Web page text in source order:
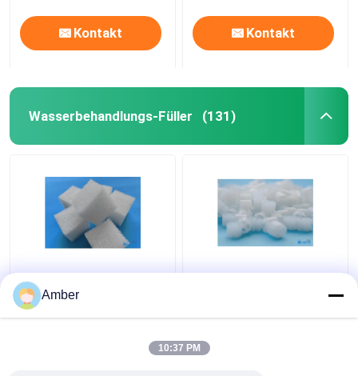
Kontakt Kontakt
Wasserbehandlungs-Füller (131)
Kleines
Wasserbehandlungs-
Füller-Polymer-
Kubusförmige
Anwendungen
Amber
10:37 PM